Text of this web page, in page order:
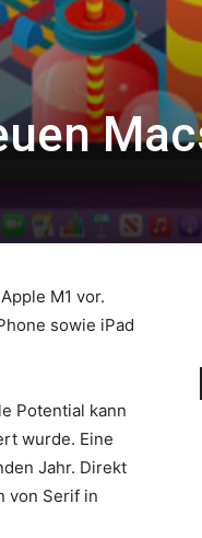
M1 vor.
sowie iPad
Potential kann
wurde. Eine
Jahr. Direkt
von Serif in